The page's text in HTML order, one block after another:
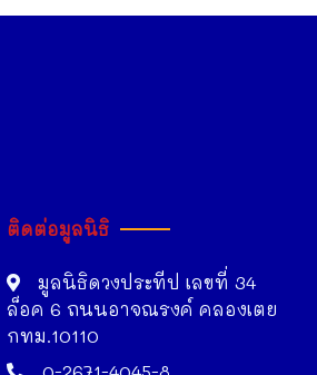
ติดต่อมูลนิธิ
มูลนิธิดวงประทีป เลขที่ 34
ล็อค 6 ถนนอาจณรงค์ คลองเตย
กทม.10110